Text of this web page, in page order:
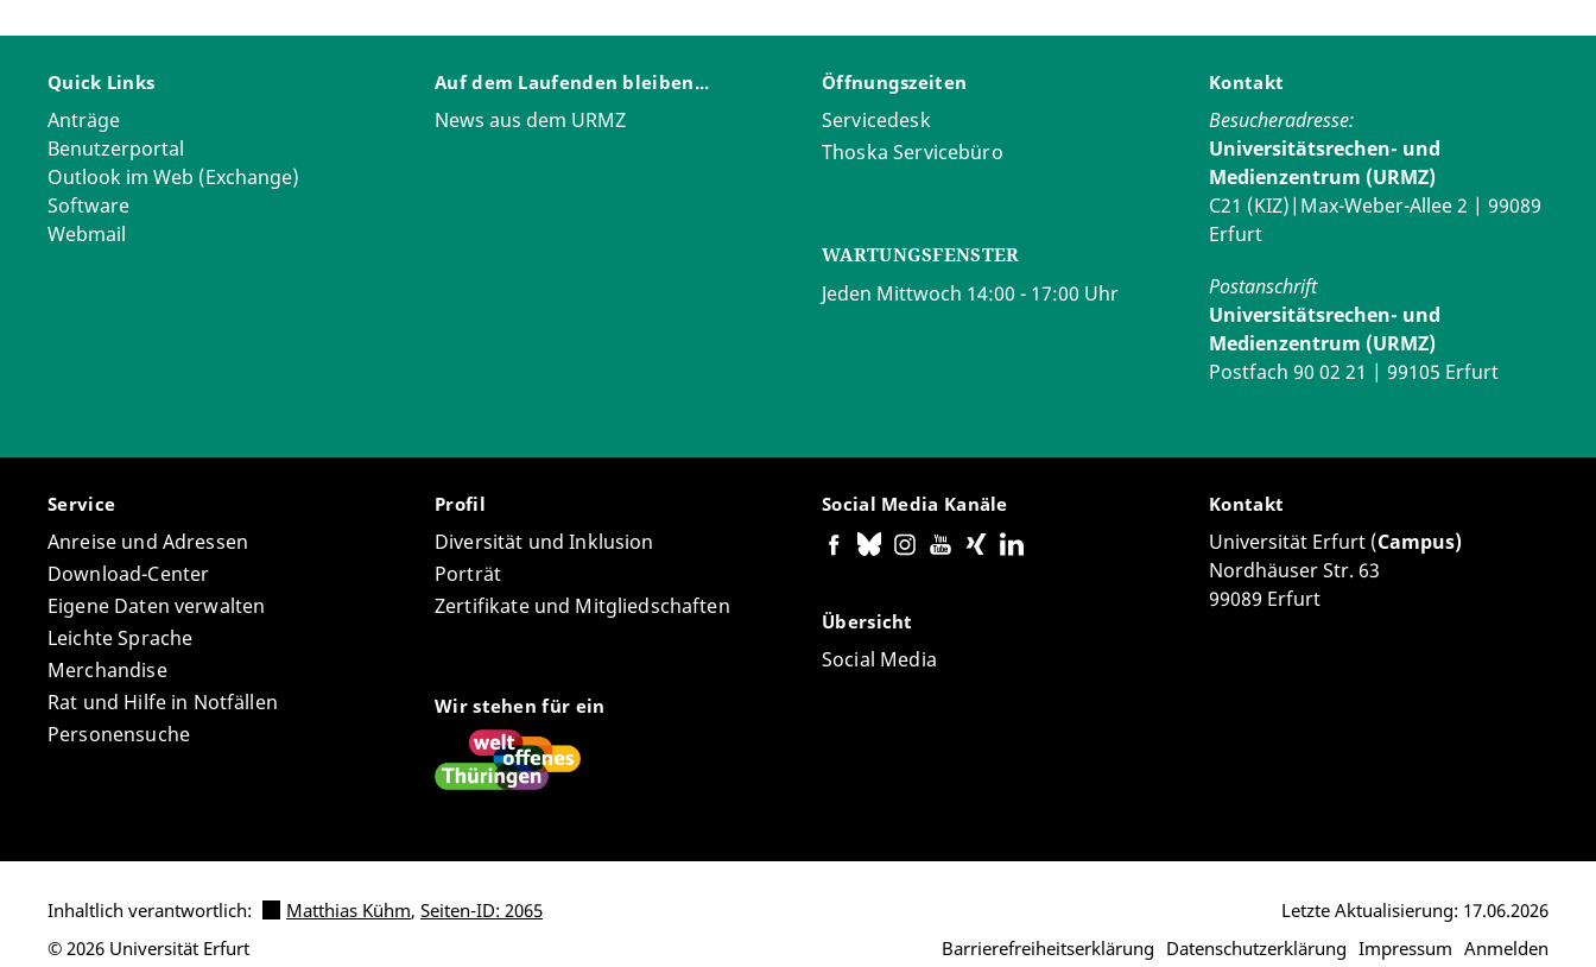
Quick Links
Anträge
Benutzerportal
Outlook im Web (Exchange)
Software
Webmail
Auf dem Laufenden bleiben...
News aus dem URMZ
Öffnungszeiten
Servicedesk
Thoska Servicebüro
WARTUNGSFENSTER
Jeden Mittwoch 14:00 - 17:00 Uhr
Kontakt
Besucheradresse:
Universitätsrechen- und
Medienzentrum (URMZ)
C21 (KIZ)|Max-Weber-Allee 2 | 99089
Erfurt
Postanschrift
Universitätsrechen- und
Medienzentrum (URMZ)
Postfach 90 02 21 | 99105 Erfurt
Service
Anreise und Adressen
Download-Center
Eigene Daten verwalten
Leichte Sprache
Merchandise
Rat und Hilfe in Notfällen
Personensuche
Profil
Diversität und Inklusion
Porträt
Zertifikate und Mitgliedschaften
Wir stehen für ein
Social Media Kanäle
Übersicht
Social Media
Kontakt
Universität Erfurt (Campus)
Nordhäuser Str. 63
99089 Erfurt
Inhaltlich verantwortlich: Matthias Kühm, Seiten-ID: 2065
Barrierefreiheitserklärung Datenschutzerklärung Impressum Anmelden
Letzte Aktualisierung: 17.06.2026
© 2026 Universität Erfurt